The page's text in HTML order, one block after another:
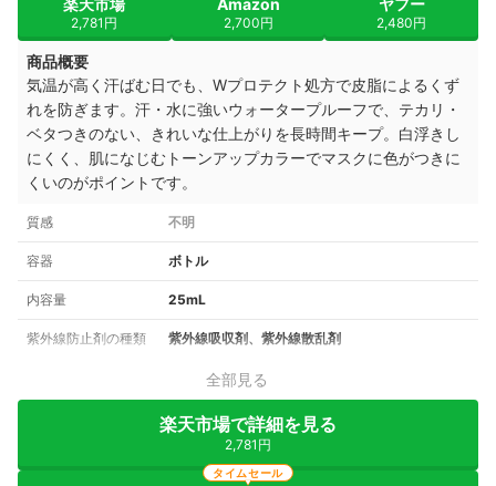
楽天市場
2,781円
Amazon
2,700円
ヤフー
2,480円
商品概要
気温が高く汗ばむ日でも、Wプロテクト処方で皮脂によるくず
れを防ぎます。汗・水に強いウォータープルーフで、テカリ・
ベタつきのない、きれいな仕上がりを長時間キープ。白浮きし
にくく、肌になじむトーンアップカラーでマスクに色がつきに
くいのがポイントです。
質感 不明
容器 ボトル
内容量 25mL
紫外線防止剤の種類 紫外線吸収剤、紫外線散乱剤
全部見る
楽天市場で詳細を見る
2,781円
タイムセール